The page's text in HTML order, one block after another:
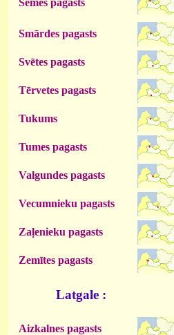
Smārdes pagasts
Svētes pagasts
Tērvetes pagasts
Tukums
Tumes pagasts
Valgundes pagasts
Vecumnieku pagasts
Zaļenieku pagasts
Zemītes pagasts
Latgale :
Aizkalnes pagasts